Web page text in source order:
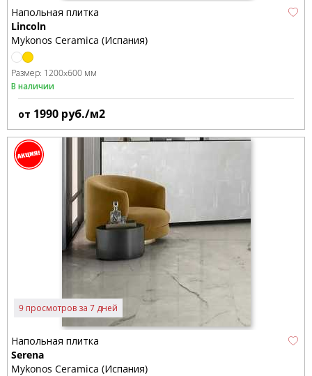
Напольная плитка
Lincoln
Mykonos Ceramica (Испания)
Размер: 1200x600 мм
В наличии
от 1990 руб./м2
9 просмотров за 7 дней
Напольная плитка
Serena
Mykonos Ceramica (Испания)